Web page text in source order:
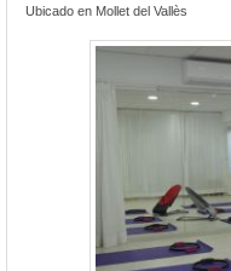
Ubicado en Mollet del Vallès